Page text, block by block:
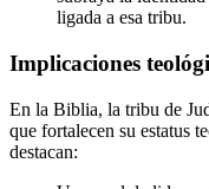
ligada a esa tribu.
Implicaciones
En la Biblia, la tribu de
que fortalecen su estatus
destacan: